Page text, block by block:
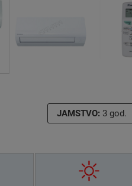
JAMSTVO: 3 god.